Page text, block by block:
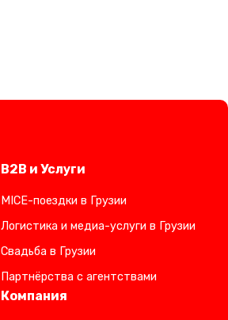
B2B и Услуги
MICE-поездки в Грузии
Логистика и медиа-услуги в Грузии
Свадьба в Грузии
Партнёрства с агентствами
Компания